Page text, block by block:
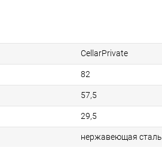
CellarPrivate
82
57,5
29,5
нержавеющая сталь